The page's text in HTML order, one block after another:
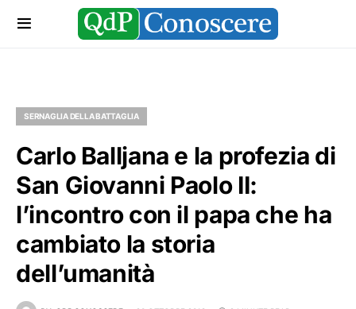
SERNAGLIA DELLA BATTAGLIA
Carlo Balljana e la profezia di
San Giovanni Paolo II:
l’incontro con il papa che ha
cambiato la storia
dell’umanità